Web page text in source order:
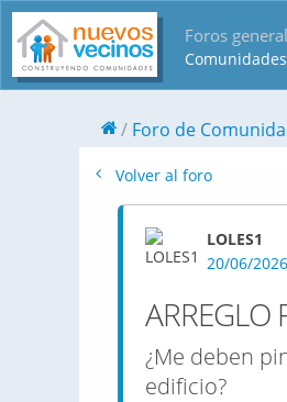
Foros
Comunidades
Foro de
Volver al foro
LOLES1
20/06/
ARREGLO
¿Me deben
edificio?